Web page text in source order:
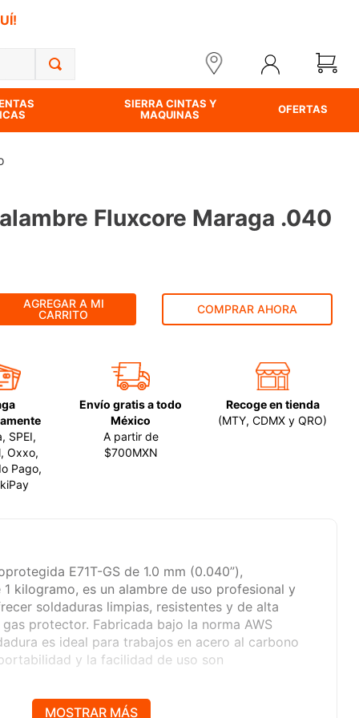
SIERRA CINTAS Y
MAQUINAS
OFERTAS
Fluxcore Maraga .040
AGREGAR A MI
CARRITO
COMPRAR AHORA
SPEI,
Oxxo,
Pago,
Envío gratis a todo
México
A partir de
$700MXN
Recoge en tienda
(MTY, CDMX y QRO)
E71T-GS de 1.0 mm (0.040”),
kilogramo, es un alambre de uso profesional y
soldaduras limpias, resistentes y de alta
protector. Fabricada bajo la norma AWS
es ideal para trabajos en acero al carbono
y la facilidad de uso son
Cored (FCAW-S) contiene en su interior un
MOSTRAR MÁS